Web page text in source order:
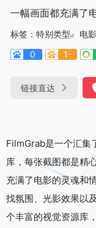
一幅画面都充满了
标签： 特别类型 电
0
1-
链接直达
FilmGrab是一个汇集
库，每张截图都是精
充满了电影的灵魂和
找氛围、光影效果以
个丰富的视觉资源库